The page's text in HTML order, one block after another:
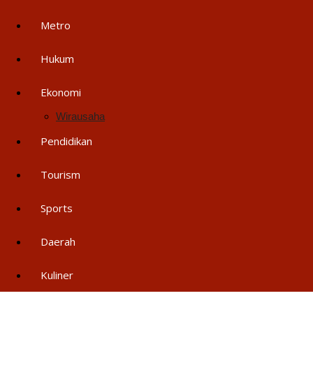
Metro
Hukum
Ekonomi
Wirausaha
Pendidikan
Tourism
Sports
Daerah
Kuliner